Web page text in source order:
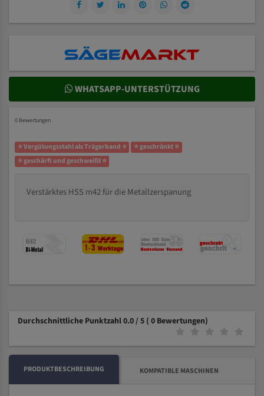
WHATSAPP-UNTERSTÜTZUNG
0 Bewertungen
⭐ Vergütungsstahl als Trägerband ⭐
⭐ geschränkt ⭐
⭐ geschärft und geschweißt ⭐
Verstärktes HSS m42 für die Metallzerspanung
Durchschnittliche Punktzahl 0.0 / 5 ( 0 Bewertungen)
PRODUKTBESCHREIBUNG KOMPATIBLE MASCHINEN